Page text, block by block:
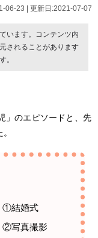
06-23 | 更新日:2021-07-07
います。コンテンツ内
されることがあります
。
」のエピソードと、先
①結婚式
②写真撮影